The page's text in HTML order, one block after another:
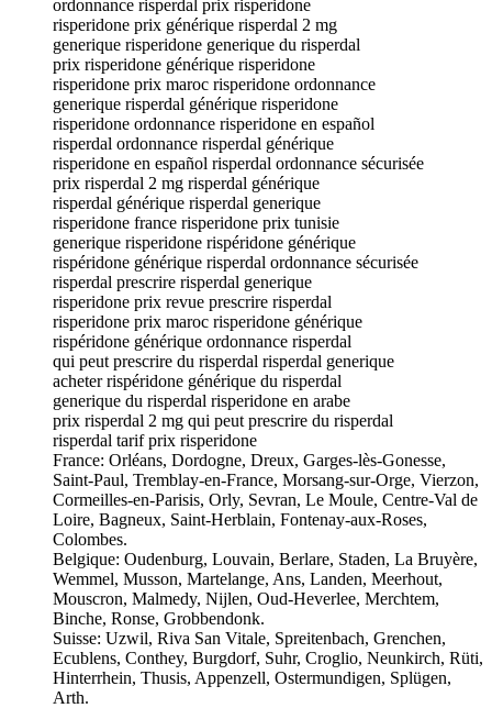
ordonnance risperdal prix risperidone
risperidone prix générique risperdal 2 mg
generique risperidone generique du risperdal
prix risperidone générique risperidone
risperidone prix maroc risperidone ordonnance
generique risperdal générique risperidone
risperidone ordonnance risperidone en español
risperdal ordonnance risperdal générique
risperidone en español risperdal ordonnance sécurisée
prix risperdal 2 mg risperdal générique
risperdal générique risperdal generique
risperidone france risperidone prix tunisie
generique risperidone rispéridone générique
rispéridone générique risperdal ordonnance sécurisée
risperdal prescrire risperdal generique
risperidone prix revue prescrire risperdal
risperidone prix maroc risperidone générique
rispéridone générique ordonnance risperdal
qui peut prescrire du risperdal risperdal generique
acheter rispéridone générique du risperdal
generique du risperdal risperidone en arabe
prix risperdal 2 mg qui peut prescrire du risperdal
risperdal tarif prix risperidone
France: Orléans, Dordogne, Dreux, Garges-lès-Gonesse,
Saint-Paul, Tremblay-en-France, Morsang-sur-Orge, Vierzon,
Cormeilles-en-Parisis, Orly, Sevran, Le Moule, Centre-Val de
Loire, Bagneux, Saint-Herblain, Fontenay-aux-Roses,
Colombes.
Belgique: Oudenburg, Louvain, Berlare, Staden, La Bruyère,
Wemmel, Musson, Martelange, Ans, Landen, Meerhout,
Mouscron, Malmedy, Nijlen, Oud-Heverlee, Merchtem,
Binche, Ronse, Grobbendonk.
Suisse: Uzwil, Riva San Vitale, Spreitenbach, Grenchen,
Ecublens, Conthey, Burgdorf, Suhr, Croglio, Neunkirch, Rüti,
Hinterrhein, Thusis, Appenzell, Ostermundigen, Splügen,
Arth.